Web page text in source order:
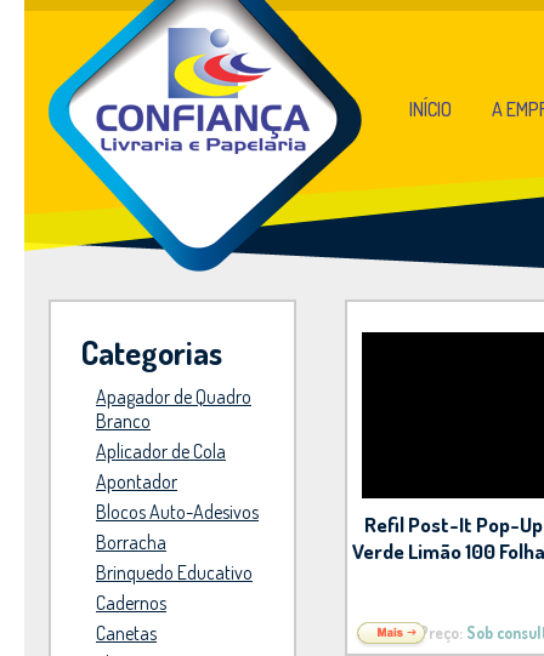
INÍCIO A
Categorias
Apagador de Quadro
Branco
Aplicador de Cola
Apontador
Blocos Auto-Adesivos
Borracha
Brinquedo Educativo
Cadernos
Canetas
Refil Post-It Pop-Up
Verde Limão 100
Preço: Sob